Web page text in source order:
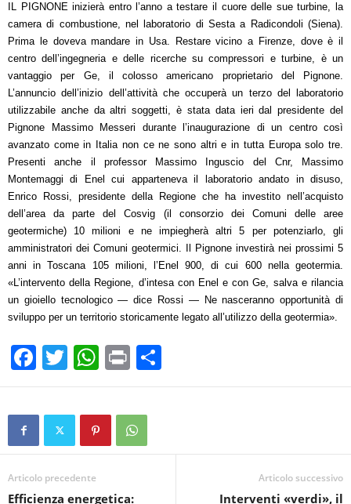
IL PIGNONE inizierà entro l’anno a testare il cuore delle sue turbine, la
camera di combustione, nel laboratorio di Sesta a Radicondoli (Siena).
Prima le doveva mandare in Usa. Restare vicino a Firenze, dove è il
centro dell’ingegneria e delle ricerche su compressori e turbine, è un
vantaggio per Ge, il colosso americano proprietario del Pignone.
L’annuncio dell’inizio dell’attività che occuperà un terzo del laboratorio
utilizzabile anche da altri soggetti, è stata data ieri dal presidente del
Pignone Massimo Messeri durante l’inaugurazione di un centro così
avanzato come in Italia non ce ne sono altri e in tutta Europa solo tre.
Presenti anche il professor Massimo Inguscio del Cnr, Massimo
Montemaggi di Enel cui apparteneva il laboratorio andato in disuso,
Enrico Rossi, presidente della Regione che ha investito nell’acquisto
dell’area da parte del Cosvig (il consorzio dei Comuni delle aree
geotermiche) 10 milioni e ne impiegherà altri 5 per potenziarlo, gli
amministratori dei Comuni geotermici. Il Pignone investirà nei prossimi 5
anni in Toscana 105 milioni, l’Enel 900, di cui 600 nella geotermia.
«L’intervento della Regione, d’intesa con Enel e con Ge, salva e rilancia
un gioiello tecnologico — dice Rossi — Ne nasceranno opportunità di
sviluppo per un territorio storicamente legato all’utilizzo della geotermia».
F
a
c
b
o
T
wi
tt
W
h
at
s
A
Pr
in
t
o
vi
Articolo precedente
Efficienza energetica:
Articolo successivo
Interventi «verdi», il